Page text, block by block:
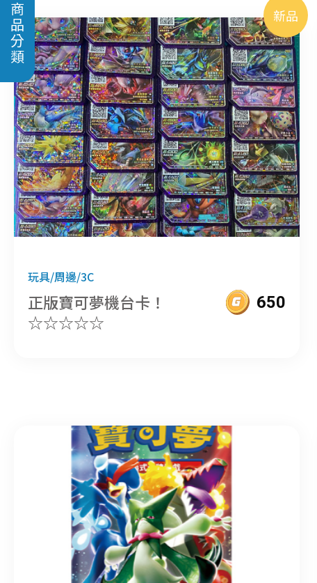
商品分類 新品
玩具/周邊/3C
正版寶可夢機台卡！
☆☆☆☆☆
650